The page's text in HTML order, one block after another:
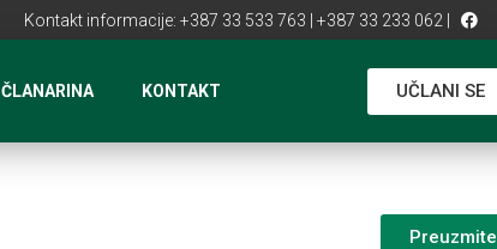
Kontakt informacije: +387 33 533 763 | +387 33 233 062 |
ČLANARINA KONTAKT UČLANI SE
Preuzmite